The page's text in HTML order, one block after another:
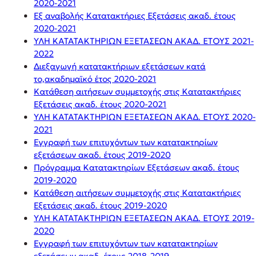
2020-2021
Εξ αναβολής Κατατακτήριες Εξετάσεις ακαδ. έτους
2020-2021
ΥΛΗ ΚΑΤΑΤΑΚΤΗΡΙΩΝ ΕΞΕΤΑΣΕΩΝ ΑΚΑΔ. ΕΤΟΥΣ 2021-
2022
Διεξαγωγή κατατακτήριων εξετάσεων κατά
το,ακαδημαϊκό έτος 2020-2021
Κατάθεση αιτήσεων συμμετοχής στις Κατατακτήριες
Εξετάσεις ακαδ. έτους 2020-2021
ΥΛΗ ΚΑΤΑΤΑΚΤΗΡΙΩΝ ΕΞΕΤΑΣΕΩΝ ΑΚΑΔ. ΕΤΟΥΣ 2020-
2021
Εγγραφή των επιτυχόντων των κατατακτηρίων
εξετάσεων ακαδ. έτους 2019-2020
Πρόγραμμα Κατατακτηρίων Εξετάσεων ακαδ. έτους
2019-2020
Κατάθεση αιτήσεων συμμετοχής στις Κατατακτήριες
Εξετάσεις ακαδ. έτους 2019-2020
ΥΛΗ ΚΑΤΑΤΑΚΤΗΡΙΩΝ ΕΞΕΤΑΣΕΩΝ ΑΚΑΔ. ΕΤΟΥΣ 2019-
2020
Εγγραφή των επιτυχόντων των κατατακτηρίων